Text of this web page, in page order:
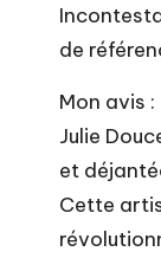
de
Mon avis :
Julie
et
Cette